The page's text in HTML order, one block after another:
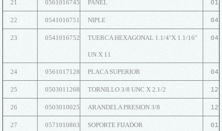
21 0561016745 PANEL 01
22 0541016751 NIPLE 04
23 0541016752 TUERCA HEXAGONAL 1.1/4"X 1.1/16"
UN X 11
04
24 0561017128 PLACA SUPERIOR 04
25 0503011268 TORNILLO 3/8 UNC X 2.1/2 12
26 0503010025 ARANDELA PRESION 3/8 12
27 0571010863 SOPORTE FIJADOR 01